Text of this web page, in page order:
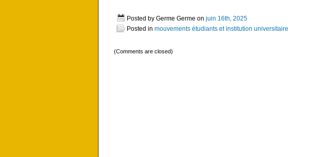
Posted by Germe Germe on juin 16th, 2025
Posted in mouvements étudiants et institution universitaire
(Comments are closed)